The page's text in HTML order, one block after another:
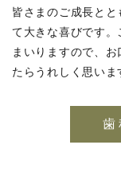
皆さまのご成長と
て大きな喜びです
まいりますので、
たらうれしく思いま
歯